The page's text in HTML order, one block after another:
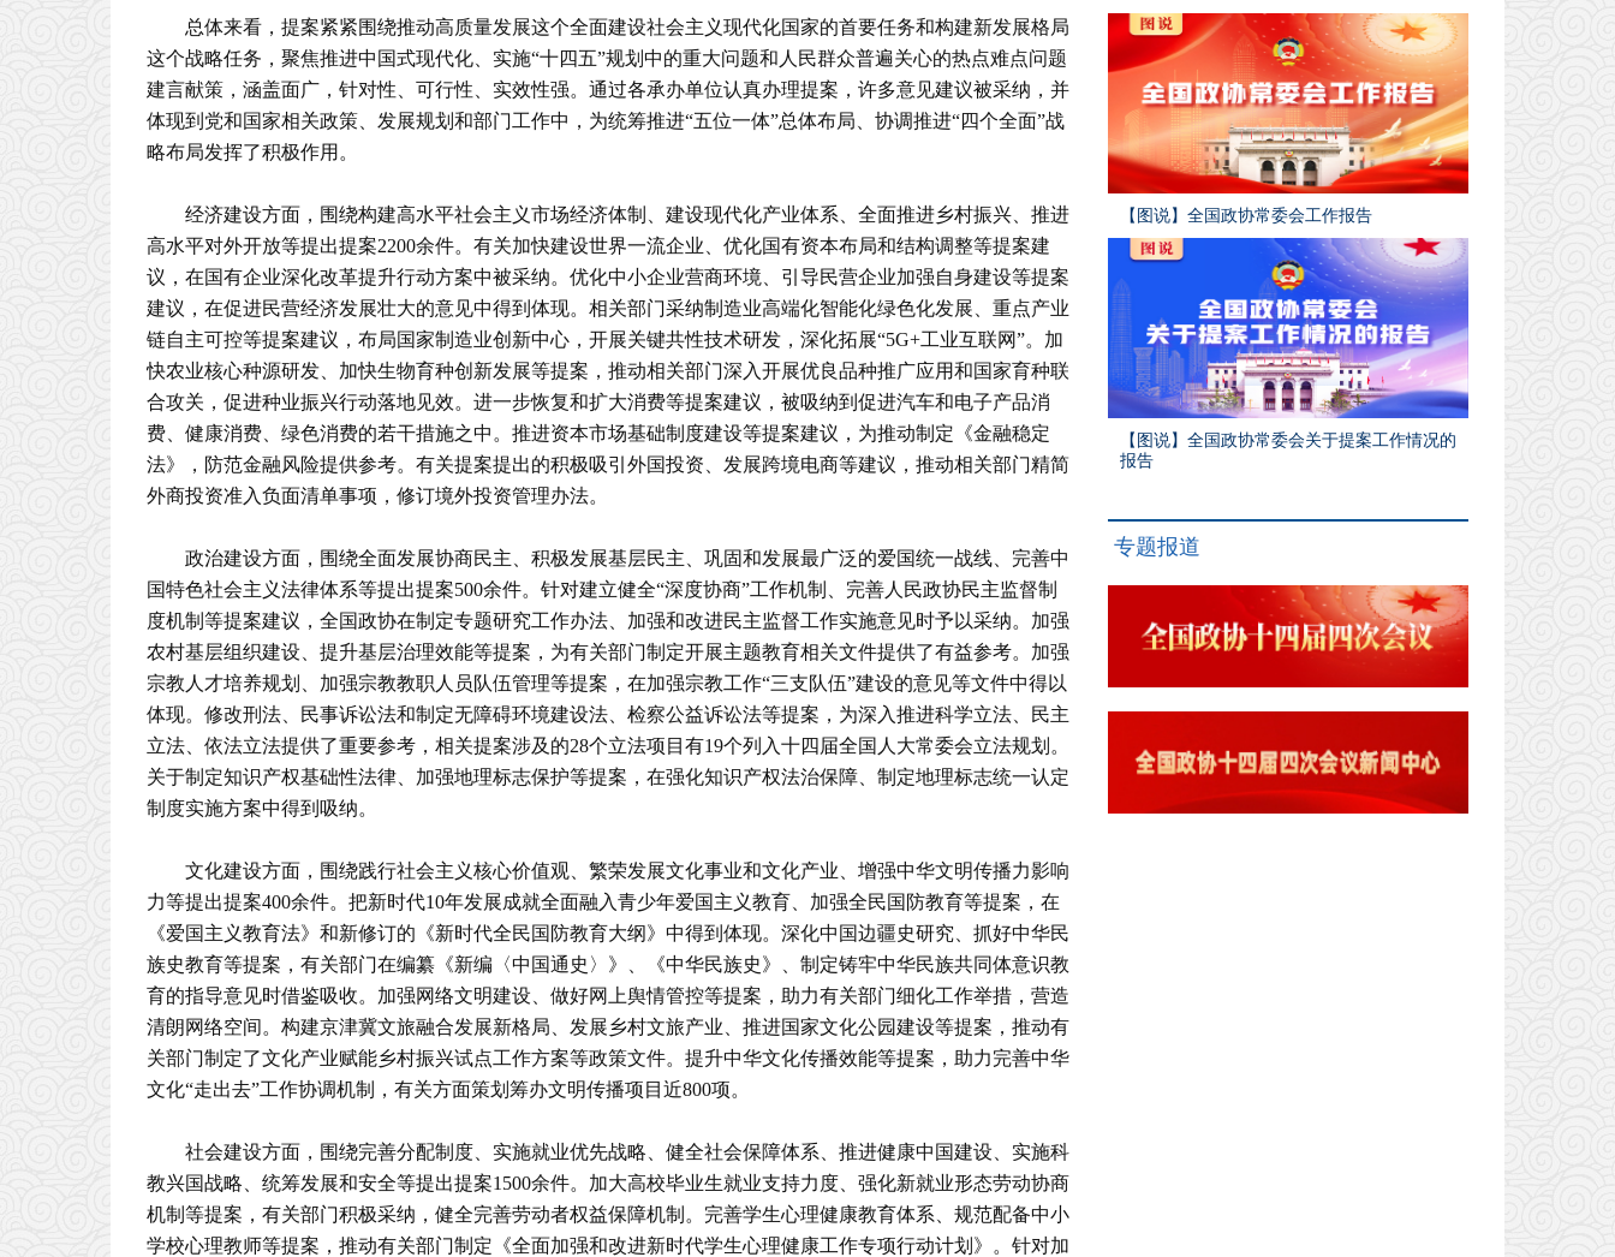
总体来看，提案紧紧围绕推动高质量发展这个全面建设社会主义现代化国家的首要任务和构建新发展格局
这个战略任务，聚焦推进中国式现代化、实施“十四五”规划中的重大问题和人民群众普遍关心的热点难点问题
建言献策，涵盖面广，针对性、可行性、实效性强。通过各承办单位认真办理提案，许多意见建议被采纳，并
体现到党和国家相关政策、发展规划和部门工作中，为统筹推进“五位一体”总体布局、协调推进“四个全面”战
略布局发挥了积极作用。
经济建设方面，围绕构建高水平社会主义市场经济体制、建设现代化产业体系、全面推进乡村振兴、推进
高水平对外开放等提出提案2200余件。有关加快建设世界一流企业、优化国有资本布局和结构调整等提案建
议，在国有企业深化改革提升行动方案中被采纳。优化中小企业营商环境、引导民营企业加强自身建设等提案
建议，在促进民营经济发展壮大的意见中得到体现。相关部门采纳制造业高端化智能化绿色化发展、重点产业
链自主可控等提案建议，布局国家制造业创新中心，开展关键共性技术研发，深化拓展“5G+工业互联网”。加
快农业核心种源研发、加快生物育种创新发展等提案，推动相关部门深入开展优良品种推广应用和国家育种联
合攻关，促进种业振兴行动落地见效。进一步恢复和扩大消费等提案建议，被吸纳到促进汽车和电子产品消
费、健康消费、绿色消费的若干措施之中。推进资本市场基础制度建设等提案建议，为推动制定《金融稳定
法》，防范金融风险提供参考。有关提案提出的积极吸引外国投资、发展跨境电商等建议，推动相关部门精简
外商投资准入负面清单事项，修订境外投资管理办法。
政治建设方面，围绕全面发展协商民主、积极发展基层民主、巩固和发展最广泛的爱国统一战线、完善中
国特色社会主义法律体系等提出提案500余件。针对建立健全“深度协商”工作机制、完善人民政协民主监督制
度机制等提案建议，全国政协在制定专题研究工作办法、加强和改进民主监督工作实施意见时予以采纳。加强
农村基层组织建设、提升基层治理效能等提案，为有关部门制定开展主题教育相关文件提供了有益参考。加强
宗教人才培养规划、加强宗教教职人员队伍管理等提案，在加强宗教工作“三支队伍”建设的意见等文件中得以
体现。修改刑法、民事诉讼法和制定无障碍环境建设法、检察公益诉讼法等提案，为深入推进科学立法、民主
立法、依法立法提供了重要参考，相关提案涉及的28个立法项目有19个列入十四届全国人大常委会立法规划。
关于制定知识产权基础性法律、加强地理标志保护等提案，在强化知识产权法治保障、制定地理标志统一认定
制度实施方案中得到吸纳。
文化建设方面，围绕践行社会主义核心价值观、繁荣发展文化事业和文化产业、增强中华文明传播力影响
力等提出提案400余件。把新时代10年发展成就全面融入青少年爱国主义教育、加强全民国防教育等提案，在
《爱国主义教育法》和新修订的《新时代全民国防教育大纲》中得到体现。深化中国边疆史研究、抓好中华民
族史教育等提案，有关部门在编纂《新编〈中国通史〉》、《中华民族史》、制定铸牢中华民族共同体意识教
育的指导意见时借鉴吸收。加强网络文明建设、做好网上舆情管控等提案，助力有关部门细化工作举措，营造
清朗网络空间。构建京津冀文旅融合发展新格局、发展乡村文旅产业、推进国家文化公园建设等提案，推动有
关部门制定了文化产业赋能乡村振兴试点工作方案等政策文件。提升中华文化传播效能等提案，助力完善中华
文化“走出去”工作协调机制，有关方面策划筹办文明传播项目近800项。
社会建设方面，围绕完善分配制度、实施就业优先战略、健全社会保障体系、推进健康中国建设、实施科
教兴国战略、统筹发展和安全等提出提案1500余件。加大高校毕业生就业支持力度、强化新就业形态劳动协商
机制等提案，有关部门积极采纳，健全完善劳动者权益保障机制。完善学生心理健康教育体系、规范配备中小
学校心理教师等提案，推动有关部门制定《全面加强和改进新时代学生心理健康工作专项行动计划》。针对加
【图说】全国政协常委会工作报告
【图说】全国政协常委会关于提案工作情况的
报告
专题报道